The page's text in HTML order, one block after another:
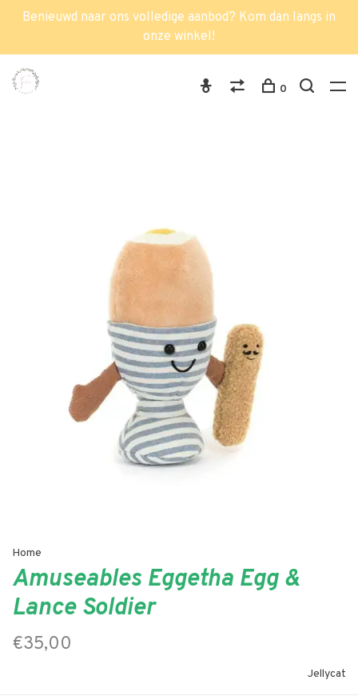
Benieuwd naar ons volledige aanbod? Kom dan langs in
onze winkel!
0
Home
Amuseables Eggetha Egg &
Lance Soldier
€35,00
Jellycat